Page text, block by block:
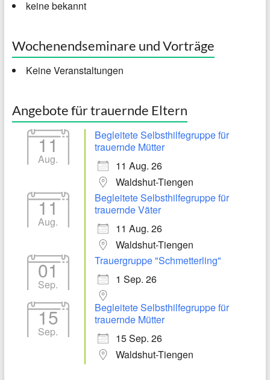
keine bekannt
Wochenendseminare und Vorträge
Keine Veranstaltungen
Angebote für trauernde Eltern
11
Aug.
Begleitete Selbsthilfegruppe für
trauernde Mütter
11 Aug. 26
Waldshut-Tiengen
11
Aug.
Begleitete Selbsthilfegruppe für
trauernde Väter
11 Aug. 26
Waldshut-Tiengen
01
Sep.
Trauergruppe "Schmetterling"
1 Sep. 26
15
Sep.
Begleitete Selbsthilfegruppe für
trauernde Mütter
15 Sep. 26
Waldshut-Tiengen